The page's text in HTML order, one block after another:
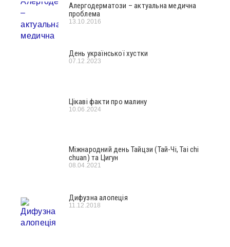
Алергодерматози – актуальна медична
проблема
13.10.2016
День української хустки
07.12.2023
Цікаві факти про малину
10.06.2024
Міжнародний день Тайцзи (Тай-Чі, Tai chi
chuan) та Цигун
08.04.2021
Дифузна алопеція
11.12.2018